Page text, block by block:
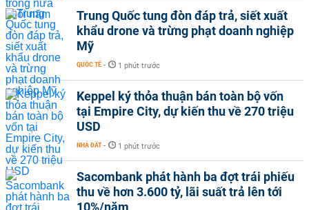
Trung Quốc tung đòn đáp trả, siết xuất
khẩu drone và trừng phạt doanh nghiệp
Mỹ
QUỐC TẾ - 1 phút trước
Keppel ký thỏa thuận bán toàn bộ vốn
tại Empire City, dự kiến thu về 270 triệu
USD
NHÀ ĐẤT - 1 phút trước
Sacombank phát hành ba đợt trái phiếu
thu về hơn 3.600 tỷ, lãi suất trả lên tới
10%/năm